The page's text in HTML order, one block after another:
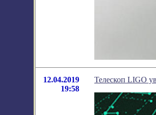
12.04.2019
19:58
Телескоп LIGO